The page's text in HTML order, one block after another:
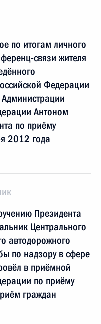
по итогам личного
связи жителя
Федерации
Администрации
Антоном
по приёму
2012 года
Президента
Центрального
автодорожного
по надзору в сфере
в приёмной
по приёму
граждан